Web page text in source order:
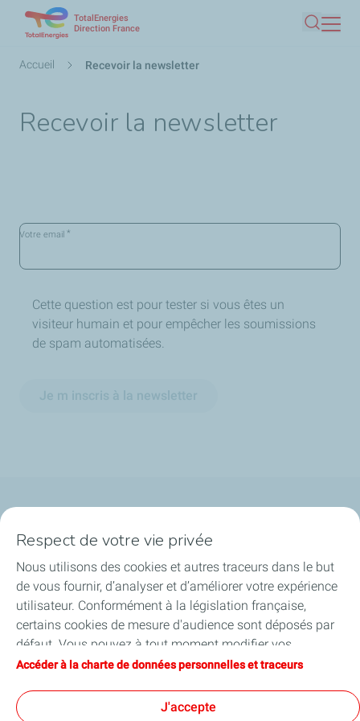
contenu
TotalEnergies
Direction France
Fil
Accueil Recevoir la newsletter
Recevoir la newsletter
Votre email *
Cette question est pour tester si vous êtes un
visiteur humain et pour empêcher les soumissions
de spam automatisées.
Je m inscris à la newsletter
Financer les entreprises
Soutenir les projets industriels
Accompagner à l'international
Respect de votre vie privée
Nous utilisons des cookies et autres traceurs dans le but
de vous fournir, d’analyser et d’améliorer votre expérience
utilisateur. Conformément à la législation française,
certains cookies de mesure d'audience sont déposés par
défaut. Vous pouvez à tout moment modifier vos
paramètres de cookies en cliquant sur le bouton « Gérer
vous acceptez le dépôt de l’ensemble des cookies. Dans le
Accéder à la charte de données personnelles et traceurs
J'accepte